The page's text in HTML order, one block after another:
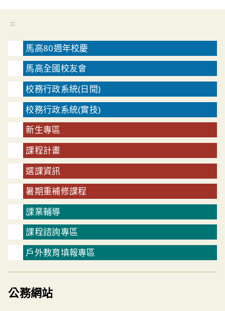
:::
馬高80週年校慶
馬高全國校友會
校務行政系統(日間)
校務行政系統(實技)
新生專區
課程計畫
選課資訊
暑期重補修課程
課業輔導
課程諮詢專區
戶外教育填報專區
公務網站